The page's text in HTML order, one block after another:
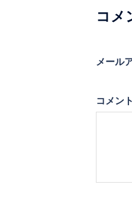
コメ
メール
コメント